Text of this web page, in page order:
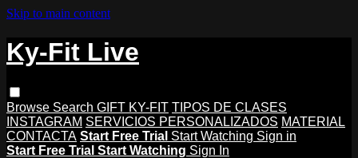
Skip to main content
Ky-Fit Live
Browse Search GIFT KY-FIT TIPOS DE CLASES
INSTAGRAM SERVICIOS PERSONALIZADOS MATERIAL
CONTACTA Start Free Trial Start Watching Sign in
Start Free Trial Start Watching Sign In